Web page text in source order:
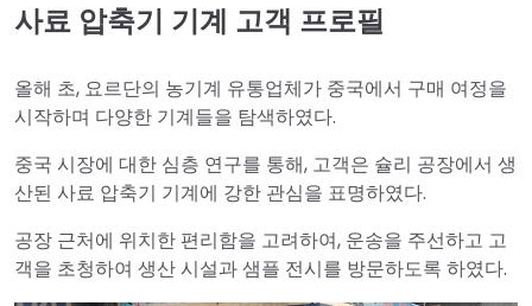
사료 압축기 기계 고객 프로필
올해 초, 요르단의 농기계 유통업체가 중국에서 구매 여정을
시작하며 다양한 기계들을 탐색하였다.
중국 시장에 대한 심층 연구를 통해, 고객은 슐리 공장에서 생
산된 사료 압축기 기계에 강한 관심을 표명하였다.
공장 근처에 위치한 편리함을 고려하여, 운송을 주선하고 고
객을 초청하여 생산 시설과 샘플 전시를 방문하도록 하였다.